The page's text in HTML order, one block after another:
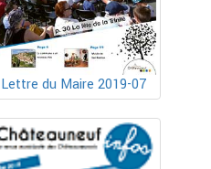
Lettre du Maire 2019-07